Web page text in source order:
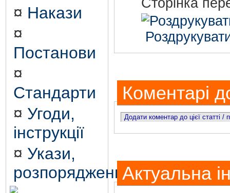
¤ Накази
¤
Постанови
¤
Стандарти
¤ Угоди,
інструкції
¤ Укази,
розпорядження
Сторінка
Коментарі
Додати коментар до цієї статті /
Актуальна